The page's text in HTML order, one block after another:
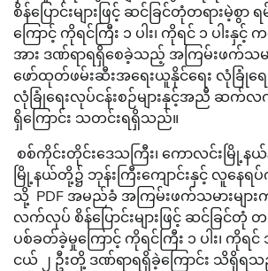
စိန်ပြောင်းများဖြင့် ဆင်ခြင်တုံတရားမဲ့စွ
ကြောင့် ကိုရင်ကြီး ၁ ပါး၊ ကိုရင် ၁ ပါးနှ
အား ဒဏ်ရာရရှိစေခဲ့သည့် အကြမ်းဖက်သမာ
ဖော်ထုတ်ဖမ်းဆီးအရေးယူနိုင်ရေး လုံခြုံရေ
လုံခြုံရေးလုပ်ငန်းစဉ်များနှင့်အညီ ဆက်
ရှိကြောင်း သတင်းရရှိသည်။
စစ်ကိုင်းတိုင်းဒေသကြီး၊ ကောလင်းမြို့
မြို့နယ်တို့၌ ဘုန်းကြီးကျောင်းနှင့် လူနေရ
သို့ PDF အမည်ခံ အကြမ်းဖက်သမားများက
လက်လုပ် စိန်ပြောင်းများဖြင့် ဆင်ခြင်တုံ တ
ပစ်ခတ်ခဲ့မှုကြောင့် ကိုရင်ကြီး ၁ ပါး၊ ကိုရင်
ငယ် ၂ ဦးတို့ ဒဏ်ရာရရှိခဲ့ကြောင်း သိရှိရ